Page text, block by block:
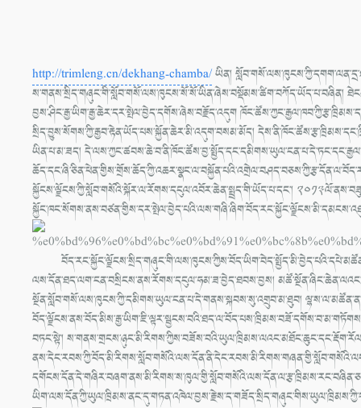
http://trimleng.cn/dekhang-chamba/ཡིན།
ས་གནས་སྲིད་གཞུང་གི་སློབ་གསོ་ལས་ཁུངས་སོ་སོ་ཡིན་ཞེས་བསྡོམས་ཚིག་བཀོད་ཡོད་པ་བཞིན།
བྱས་ཤིང་རྒྱ་ཡིག་རྒྱ་ཆེར་དར་སྤེལ་བྱེད་དགོས་ཞེས་བརྗོད་འདུག
སྲིད་བྱུས་སོགས་ཀྱི་རྒྱབ་རྟེན་ཡོད་པས་སྐྱོན་ཆེར་མི་འདུག་བསམ་མོད།
ཡིན་པ་མ་ཟད།
སྐྱོངས་ལྗོངས་ཀྱི་སློབ་གསོའི་སྐོར་ལ་རོགས་དངུལ་འབོར་ཆེན་སྤྲད་གི་ཡོད་པ་དང་།
ལས་དོན་ཐད་ལག་ངན་བསྲིངས་ནས་རོགས་དངུལ་ཧམ་ཟ་བྱེད་ཐབས་བྱས།
སྔོན་སློབ་གསོ་ལས་ཁུངས་ཀྱི་དམིགས་ཡུལ་ངན་པ་དེ་གནས་སྐབས་སུ་འགྲུབ་མ་ཐུབ།
བཏང་སྟེ་།